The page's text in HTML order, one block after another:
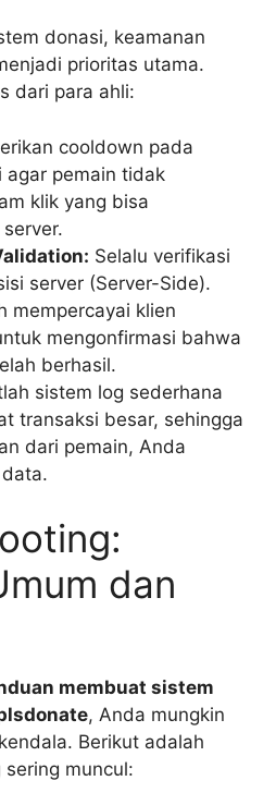
donasi, keamanan
prioritas utama.
dari para ahli:
cooldown pada
agar pemain tidak
klik yang bisa
Selalu verifikasi
server (Server-Side).
mempercayai klien
mengonfirmasi bahwa
berhasil.
sistem log sederhana
transaksi besar, sehingga
dari pemain, Anda
dan
membuat sistem
, Anda mungkin
Berikut adalah
muncul: